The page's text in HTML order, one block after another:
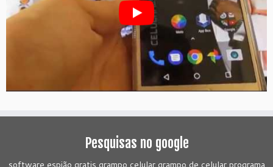
Pesquisas no google
software espião gratis grampo celular grampo de celular programa